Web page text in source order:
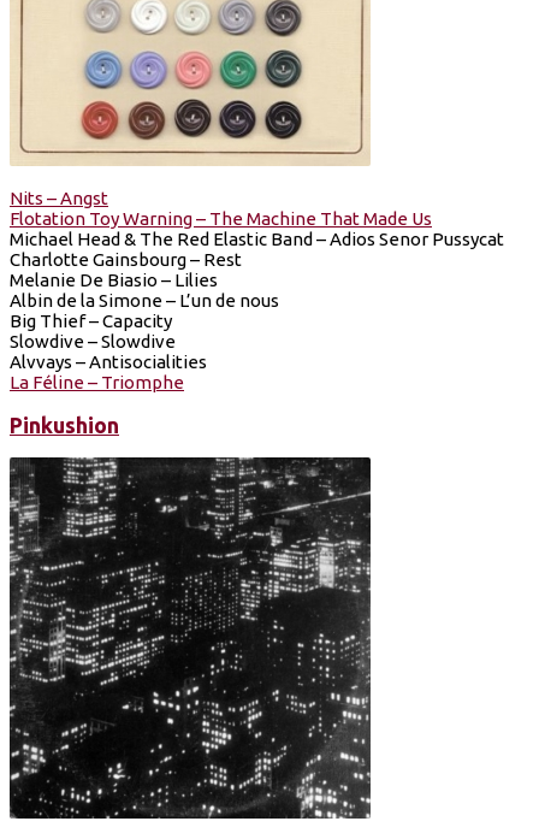
Nits – Angst
Flotation Toy Warning – The Machine That Made Us
Michael Head & The Red Elastic Band – Adios Senor Pussycat
Charlotte Gainsbourg – Rest
Melanie De Biasio – Lilies
Albin de la Simone – L’un de nous
Big Thief – Capacity
Slowdive – Slowdive
Alvvays – Antisocialities
La Féline – Triomphe
Pinkushion